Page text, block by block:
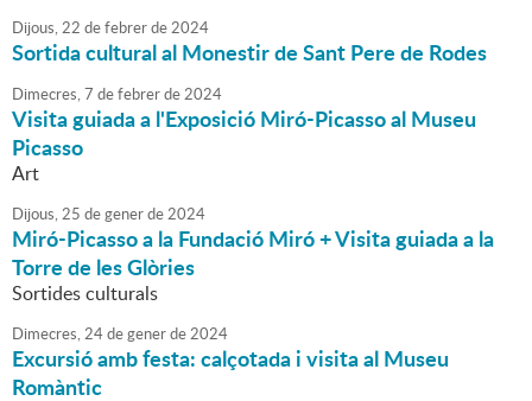
Dijous,22 defebrerde2024
Sortida cultural al Monestir de Sant Pere de Rodes
Dimecres,7 defebrerde2024
Visita guiada a l'Exposició Miró-Picasso al Museu
Picasso
Art
Dijous,25 degenerde2024
Miró-Picasso a la Fundació Miró + Visita guiada a la
Torre de les Glòries
Sortides culturals
Dimecres,24degenerde2024
Excursió amb festa: calçotada i visita al Museu
Romàntic